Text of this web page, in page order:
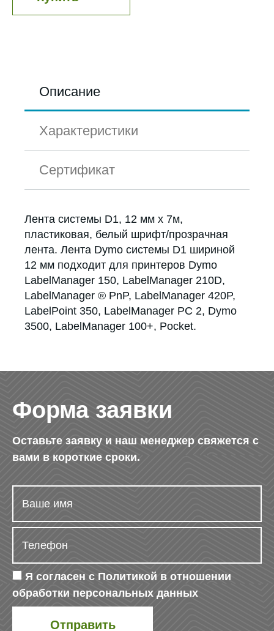
Описание
Характеристики
Сертификат
Лента системы D1, 12 мм х 7м,
пластиковая, белый шрифт/прозрачная
лента. Лента Dymo системы D1 шириной
12 мм подходит для принтеров Dymo
LabelManager 150, LabelManager 210D,
LabelManager ® PnP, LabelManager 420P,
LabelPoint 350, LabelManager PC 2, Dymo
3500, LabelManager 100+, Pocket.
Форма заявки
Оставьте заявку и наш менеджер свяжется с
вами в короткие сроки.
Я согласен с Политикой в отношении
обработки персональных данных